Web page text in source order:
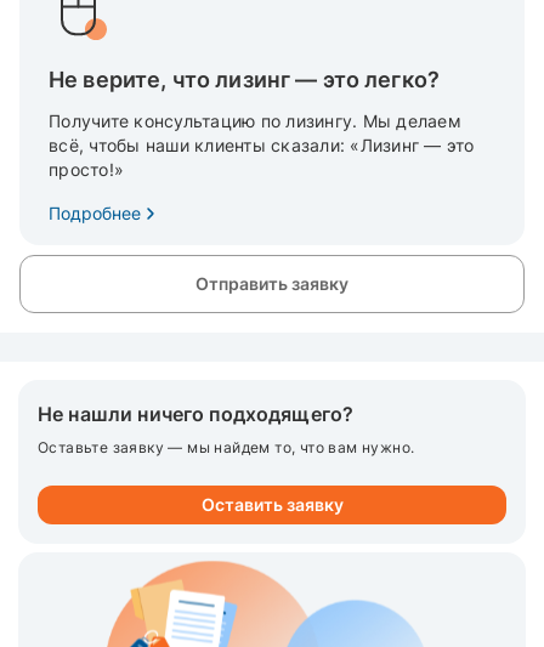
Не верите, что лизинг — это легко?
Получите консультацию по лизингу. Мы делаем
всё, чтобы наши клиенты сказали: «Лизинг — это
просто!»
Подробнее
Отправить заявку
Не нашли ничего подходящего?
Оставьте заявку — мы найдем то, что вам нужно.
Оставить заявку